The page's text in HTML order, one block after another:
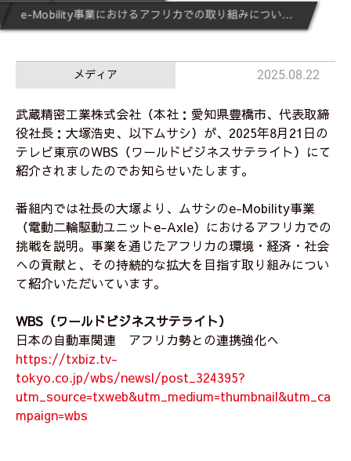
e-Mobility事業におけるアフリカでの取り組みについて テレビ東京「WBS」で紹介されました
メディア 2025.08.22
武蔵精密工業株式会社（本社：愛知県豊橋市、代表取締
役社長：大塚浩史、以下ムサシ）が、2025年8月21日の
テレビ東京のWBS（ワールドビジネスサテライト）にて
紹介されましたのでお知らせいたします。
番組内では社長の大塚より、ムサシのe-Mobility事業
（電動二輪駆動ユニットe-Axle）におけるアフリカでの
挑戦を説明。事業を通じたアフリカの環境・経済・社会
への貢献と、その持続的な拡大を目指す取り組みについ
て紹介いただいています。
WBS（ワールドビジネスサテライト）
日本の自動車関連 アフリカ勢との連携強化へ
https://txbiz.tv-
tokyo.co.jp/wbs/newsl/post_324395?
utm_source=txweb&utm_medium=thumbnail&utm_ca
mpaign=wbs